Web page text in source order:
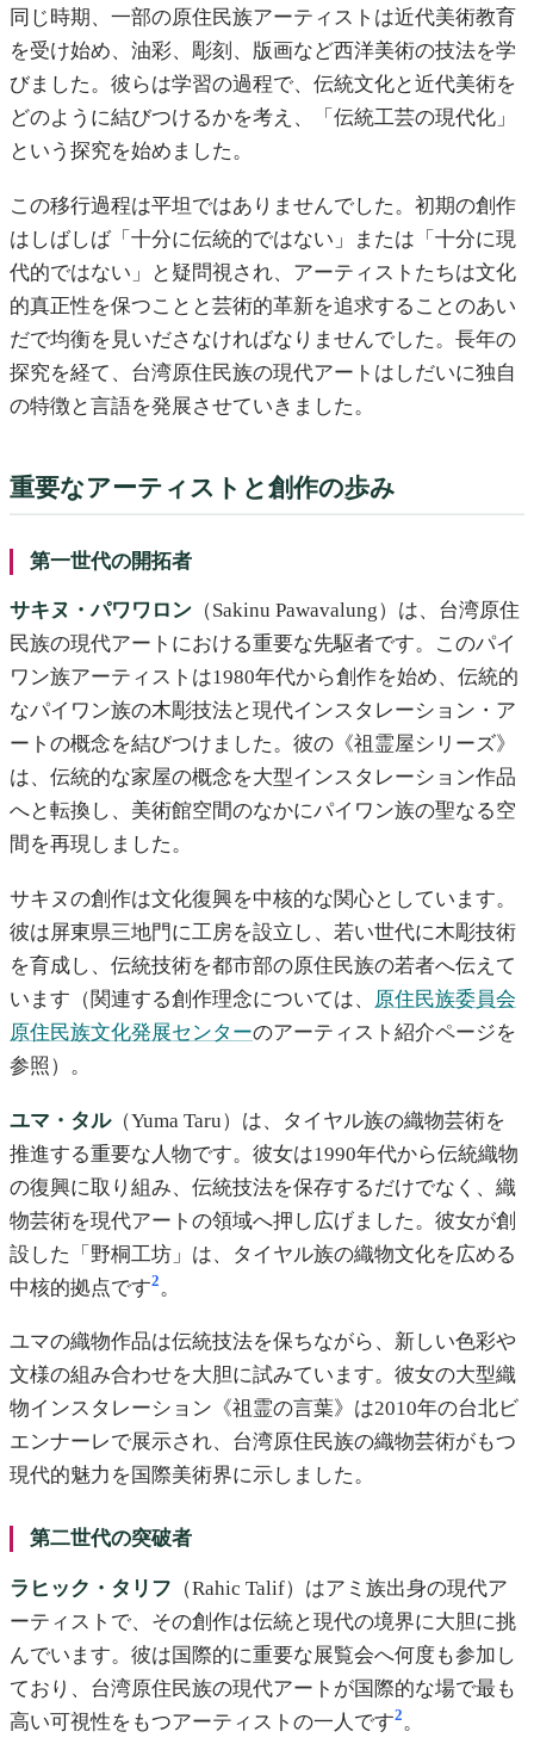
同じ時期、一部の原住民族アーティストは近代美術教育
を受け始め、油彩、彫刻、版画など西洋美術の技法を学
びました。彼らは学習の過程で、伝統文化と近代美術を
どのように結びつけるかを考え、「伝統工芸の現代化」
という探究を始めました。
この移行過程は平坦ではありませんでした。初期の創作
はしばしば「十分に伝統的ではない」または「十分に現
代的ではない」と疑問視され、アーティストたちは文化
的真正性を保つことと芸術的革新を追求することのあい
だで均衡を見いださなければなりませんでした。長年の
探究を経て、台湾原住民族の現代アートはしだいに独自
の特徴と言語を発展させていきました。
重要なアーティストと創作の歩み
第一世代の開拓者
サキヌ・パワワロン （Sakinu Pawavalung）は、台湾原住
民族の現代アートにおける重要な先駆者です。このパイ
ワン族アーティストは1980年代から創作を始め、伝統的
なパイワン族の木彫技法と現代インスタレーション・ア
ートの概念を結びつけました。彼の《祖霊屋シリーズ》
は、伝統的な家屋の概念を大型インスタレーション作品
へと転換し、美術館空間のなかにパイワン族の聖なる空
間を再現しました。
サキヌの創作は文化復興を中核的な関心としています。
彼は屏東県三地門に工房を設立し、若い世代に木彫技術
を育成し、伝統技術を都市部の原住民族の若者へ伝えて
います（関連する創作理念については、
原住民族委員会
原住民族文化発展センターのアーティスト紹介ページを
参照）。
ユマ・タル（Yuma Taru）は、タイヤル族の織物芸術を
推進する重要な人物です。彼女は1990年代から伝統織物
の復興に取り組み、伝統技法を保存するだけでなく、織
物芸術を現代アートの領域へ押し広げました。彼女が創
設した「野桐工坊」は、タイヤル族の織物文化を広める
中核的拠点です2 。
ユマの織物作品は伝統技法を保ちながら、新しい色彩や
文様の組み合わせを大胆に試みています。彼女の大型織
物インスタレーション《祖霊の言葉》は2010年の台北ビ
エンナーレで展示され、台湾原住民族の織物芸術がもつ
現代的魅力を国際美術界に示しました。
第二世代の突破者
ラヒック・タリフ （Rahic Talif）はアミ族出身の現代ア
ーティストで、その創作は伝統と現代の境界に大胆に挑
んでいます。彼は国際的に重要な展覧会へ何度も参加し
ており、台湾原住民族の現代アートが国際的な場で最も
高い可視性をもつアーティストの一人です2。